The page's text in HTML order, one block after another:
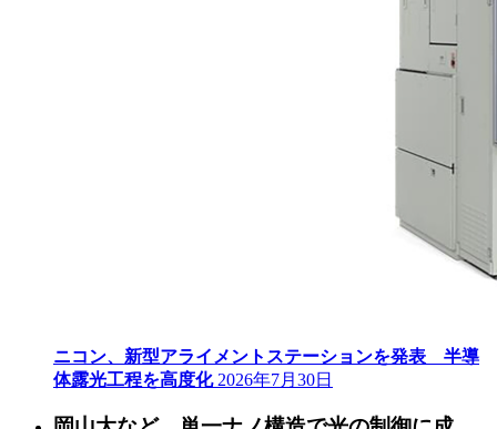
ニコン、新型アライメントステーションを発表 半導
体露光工程を高度化 2026年7月30日